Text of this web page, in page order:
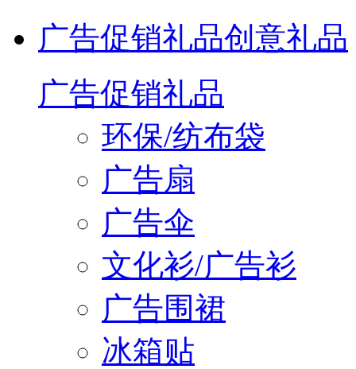
广告促销礼品创意礼品
广告促销礼品
环保/纺布袋
广告扇
广告伞
文化衫/广告衫
广告围裙
冰箱贴